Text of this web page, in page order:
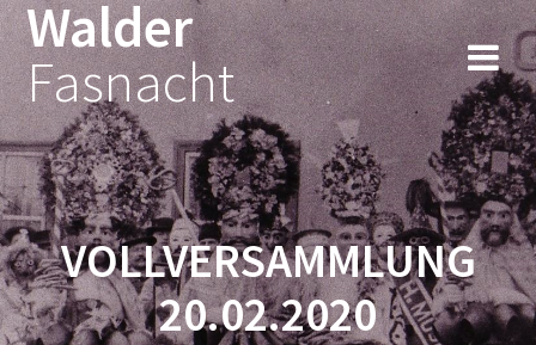
Walder
Fasnacht
VOLLVERSAMMLUNG
20.02.2020